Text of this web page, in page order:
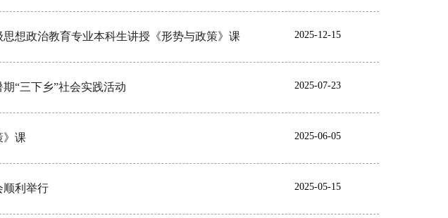
想政治教育专业本科生讲授《形势与政策》课 2025-12-15
“三下乡”社会实践活动 2025-07-23
》课 2025-06-05
顺利举行 2025-05-15